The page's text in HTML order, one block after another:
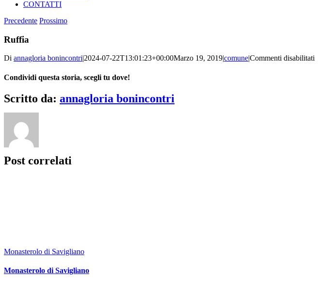
CONTATTI
Precedente Prossimo
Ruffia
Di annagloria bonincontri|2024-07-22T13:01:23+00:00Marzo 19, 2019|comune|Commenti disabilitati
Condividi questa storia, scegli tu dove!
Facebook
X
Bluesky
Reddit
LinkedIn
WhatsApp
Telegram
Tumblr
Xing
Email
Copy
Link
Scritto da: annagloria bonincontri
Post correlati
Monasterolo di Savigliano
Monasterolo di Savigliano